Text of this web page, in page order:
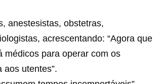
anestesistas, obstetras,
acrescentando: “Agora que
médicos para operar com os
utentes”.